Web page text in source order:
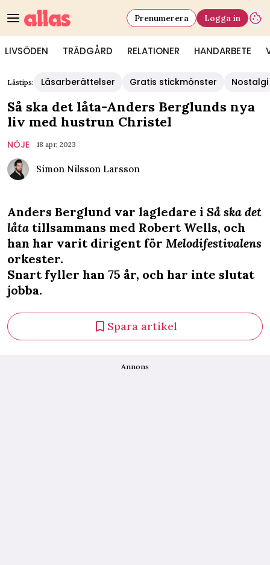
LIVSÖDEN TRÄDGÅRD RELATIONER HANDARBETE
Prenumerera Logga in
Lästips: Läsarberättelser Gratis stickmönster Nostalgi
Så ska det låta-Anders Berglunds nya
liv med hustrun Christel
NÖJE 18 apr, 2023
Simon Nilsson Larsson
Anders Berglund var lagledare i Så ska det
låta tillsammans med Robert Wells, och
han har varit dirigent för Melodifestivalens
orkester.
Snart fyller han 75 år, och har inte slutat
jobba.
Spara artikel
Annons